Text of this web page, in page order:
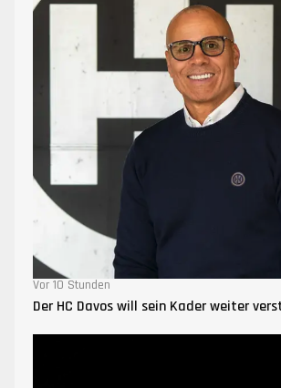
Vor 10 Stunden
Der HC Davos will sein Kader weiter